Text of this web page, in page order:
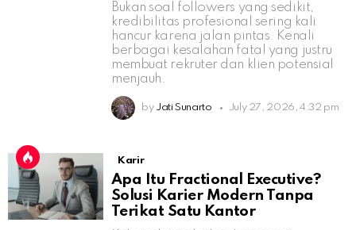
Bukan soal followers yang sedikit,
kredibilitas profesional sering kali
hancur karena jalan pintas. Kenali
berbagai kesalahan fatal yang justru
membuat rekruter dan klien potensial
menjauh.
by Jati Sunarto July 27, 2026, 4:32 pm
Karir
Apa Itu Fractional Executive?
Solusi Karier Modern Tanpa
Terikat Satu Kantor